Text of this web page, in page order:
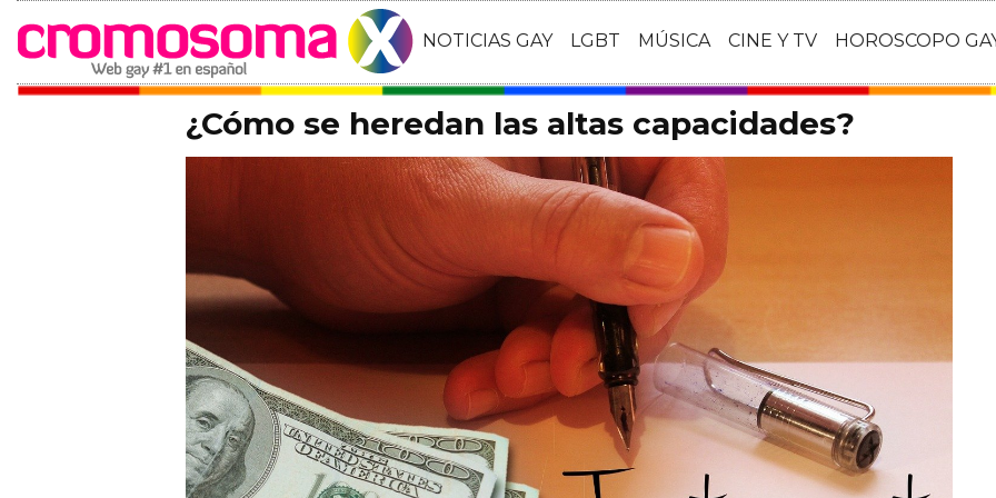
NOTICIAS GAY LGBT MÚSICA CINE Y TV HOROSCOPO
¿Cómo se heredan las altas capacidades?